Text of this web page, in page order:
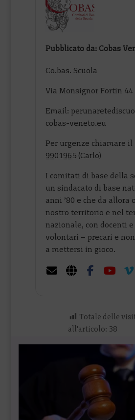
Pubblicato da: Cobas
Co.bas. Scuola
Via Monsignor Fortin 44
Email:
cobas-veneto.eu
Per urgenze chiamare il
9901965 (Carlo)
I comitati di base della
un sindacato di base
anni ’80 e che da allora
nostro territorio e nel
nazionale, con docenti e
volontari – precari e
a mettersi in gioco.
Totale delle
all'articolo: 38